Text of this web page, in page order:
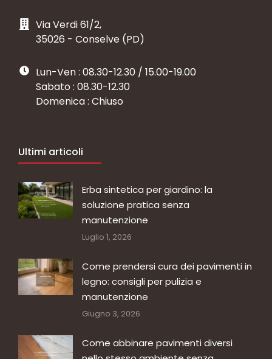
Via Verdi 61/2,
35026 - Conselve (PD)
Lun-Ven : 08.30-12.30 / 15.00-19.00
Sabato : 08.30-12.30
Domenica : Chiuso
Ultimi articoli
Erba sintetica per giardino: la
soluzione pratica senza
manutenzione
Luglio 1, 2026
Come prendersi cura dei pavimenti in
legno: consigli per pulizia e
manutenzione
Giugno 3, 2026
Come abbinare pavimenti diversi